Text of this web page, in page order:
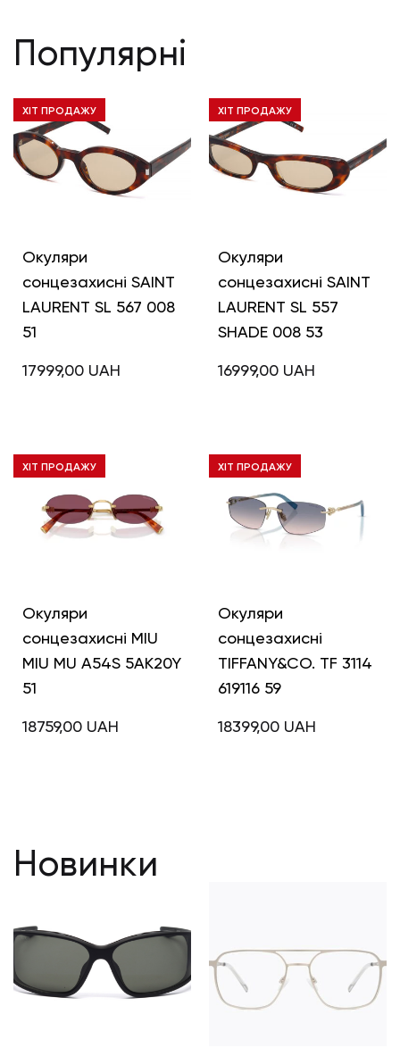
Популярні
ХІТ ПРОДАЖУ
Окуляри
сонцезахисні SAINT
LAURENT SL 567 008
51
17999,00 UAH
ХІТ ПРОДАЖУ
Окуляри
сонцезахисні SAINT
LAURENT SL 557
SHADE 008 53
16999,00 UAH
ХІТ ПРОДАЖУ
Окуляри
сонцезахисні MIU
MIU MU A54S 5AK20Y
51
18759,00 UAH
ХІТ ПРОДАЖУ
Окуляри
сонцезахисні
TIFFANY&CO. TF 3114
619116 59
18399,00 UAH
Новинки